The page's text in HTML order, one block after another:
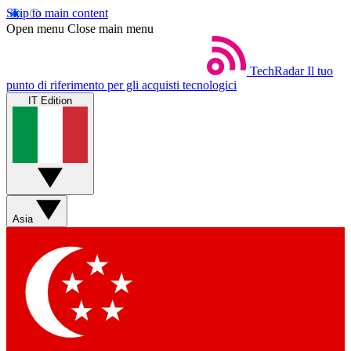
Skip to main content
Open menu Close main menu
TechRadar Il tuo
punto di riferimento per gli acquisti tecnologici
IT Edition
Asia